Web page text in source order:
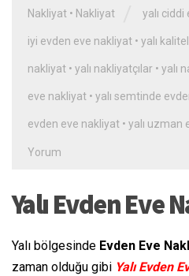
Nakliyat • Nakliyat yalı
iyi evden eve nakliyat • yalı
nakliyat • yalı nakliyatçılar • yalı
eve nakliyat • yalı semtinde
evden eve nakliyat • yalı uzman
Yorum
Yalı Evden Eve
Yalı bölgesinde Evden Eve
zaman olduğu gibi Yalı Evden